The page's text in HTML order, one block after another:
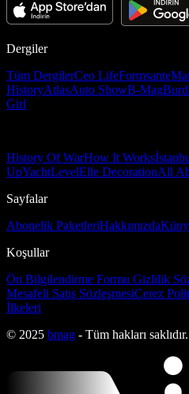
Dergiler
Tüm DergilerCeo LifeFormsante
HistoryAtlasAuto ShowB-Mag
Girl
History Of WarHow It Works
UpYachtLevelElle DecorationAll
Sayfalar
Abonelik PaketleriHakkımızda
Koşullar
Ön Bilgilendirme Formu Gizlilik
Mesafeli Satış SözleşmesiÇerez
İlkeleri
© 2025 bmag - Tüm hakları saklıdır.